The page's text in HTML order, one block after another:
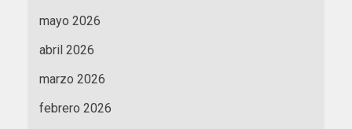
mayo 2026
abril 2026
marzo 2026
febrero 2026